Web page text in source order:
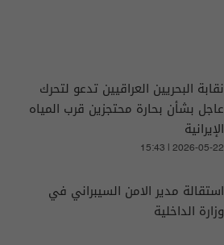
نقابة البحريين العراقيين تدعو لتحرك
عاجل بشأن بحارة محتجزين قرب المياه
الإيرانية
15:43 | 2026-05-22
استقالة مدير الامن السيبراني في
وزارة الداخلية